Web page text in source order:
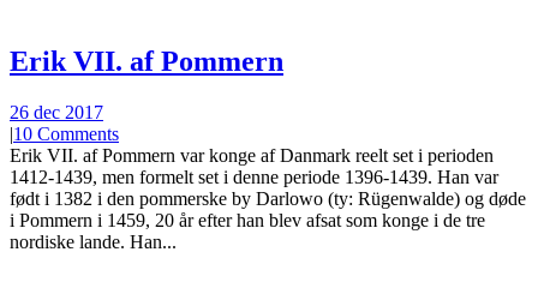
Erik VII. af Pommern
26 dec 2017
|10 Comments
Erik VII. af Pommern var konge af Danmark reelt set i perioden
1412-1439, men formelt set i denne periode 1396-1439. Han var
født i 1382 i den pommerske by Darlowo (ty: Rügenwalde) og døde
i Pommern i 1459, 20 år efter han blev afsat som konge i de tre
nordiske lande. Han...